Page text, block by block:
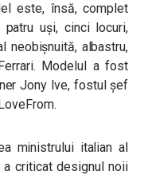
este, însă, complet
uși, cinci locuri,
neobișnuită, albastru,
Modelul a fost
Jony Ive, fostul șef
ministrului italian al
a criticat designul noii